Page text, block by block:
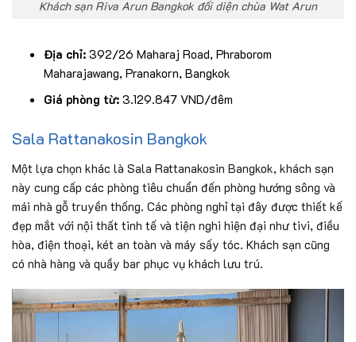
Khách sạn Riva Arun Bangkok đối diện chùa Wat Arun
Địa chỉ:392/26 Maharaj Road, Phraborom
Maharajawang, Pranakorn, Bangkok
Giá phòng từ:3.129.847 VND/đêm
Sala Rattanakosin Bangkok
Một lựa chọn khác là Sala Rattanakosin Bangkok, khách sạn
này cung cấp các phòng tiêu chuẩn đến phòng hướng sông và
mái nhà gỗ truyền thống. Các phòng nghỉ tại đây được thiết kế
đẹp mắt với nội thất tinh tế và tiện nghi hiện đại như tivi, điều
hòa, điện thoại, két an toàn và máy sấy tóc. Khách sạn cũng
có nhà hàng và quầy bar phục vụ khách lưu trú.